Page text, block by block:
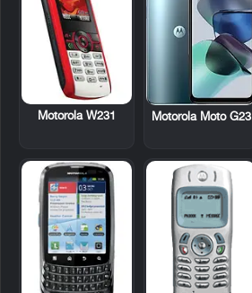
Motorola Moto G23
Motorola W231